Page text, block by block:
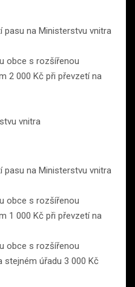
pasu na Ministerstvu vnitra
obce s rozšířenou
2 000 Kč při převzetí na
vnitra
pasu na Ministerstvu vnitra
obce s rozšířenou
1 000 Kč při převzetí na
obce s rozšířenou
stejném úřadu 3 000 Kč